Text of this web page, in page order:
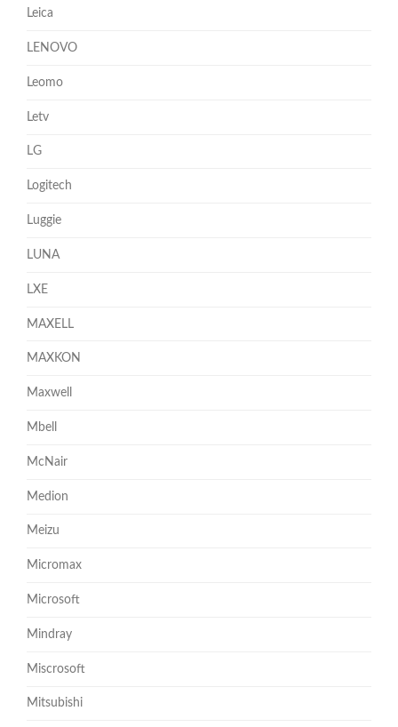
Leica
LENOVO
Leomo
Letv
LG
Logitech
Luggie
LUNA
LXE
MAXELL
MAXKON
Maxwell
Mbell
McNair
Medion
Meizu
Micromax
Microsoft
Mindray
Miscrosoft
Mitsubishi